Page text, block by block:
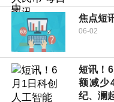
焦点短
06-02
短讯！
额减少
纪、澜